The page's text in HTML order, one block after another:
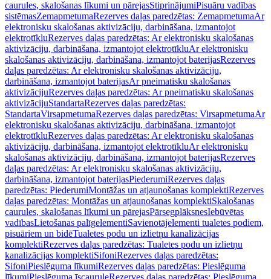
caurules, skalošanas līkumi un pārejasStiprinājumiPisuāru vadības
sistēmasZemapmetumaRezerves daļas paredzētas: ZemapmetumaAr
elektronisku skalošanas aktivizāciju, darbināšana, izmantojot
elektrotīkluRezerves daļas paredzētas: Ar elektronisku skalošanas
aktivizāciju, darbināšana, izmantojot elektrotīkluAr elektronisku
skalošanas aktivizāciju, darbināšana, izmantojot baterijasRezerves
daļas paredzētas: Ar elektronisku skalošanas aktivizāciju,
darbināšana, izmantojot baterijasAr pneimatisku skalošanas
aktivizācijuRezerves daļas paredzētas: Ar pneimatisku skalošanas
aktivizācijuStandartaRezerves daļas paredzētas:
StandartaVirsapmetumaRezerves daļas paredzētas: VirsapmetumaAr
elektronisku skalošanas aktivizāciju, darbināšana, izmantojot
elektrotīkluRezerves daļas paredzētas: Ar elektronisku skalošanas
aktivizāciju, darbināšana, izmantojot elektrotīkluAr elektronisku
skalošanas aktivizāciju, darbināšana, izmantojot baterijasRezerves
daļas paredzētas: Ar elektronisku skalošanas aktivizāciju,
darbināšana, izmantojot baterijasPiederumiRezerves daļas
paredzētas: PiederumiMontāžas un atjaunošanas komplektiRezerves
daļas paredzētas: Montāžas un atjaunošanas komplektiSkalošanas
caurules, skalošanas līkumi un pārejasPārsegplāksnesIebūvētas
vadībasLietošanas palīgelementiSavienotājelementi tualetes podiem,
pisuāriem un bidēTualetes podu un izlietņu kanalizācijas
komplektiRezerves daļas paredzētas: Tualetes podu un izlietņu
kanalizācijas komplektiSifoniRezerves daļas paredzētas:
SifoniPieslēguma līkumiRezerves daļas paredzētas: Pieslēguma
līkumiPieslēguma īscauruleRezerves daļas paredzētas: Pieslēguma